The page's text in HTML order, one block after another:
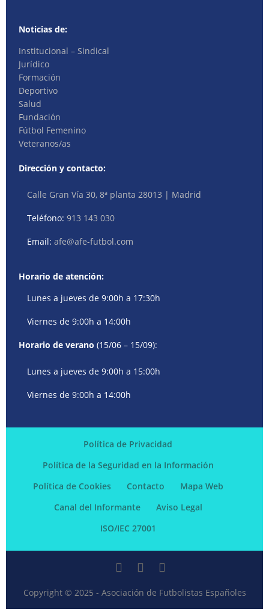
Noticias de:
Institucional – Sindical
Jurídico
Formación
Deportivo
Salud
Fundación
Fútbol Femenino
Veteranos/as
Dirección y contacto:
Calle Gran Vía 30, 8ª planta 28013 | Madrid
Teléfono:913 143 030
Email:afe@afe-futbol.com
Horario de atención:
Lunes a jueves de 9:00h a 17:30h
Viernes de 9:00h a 14:00h
Horario de verano (15/06 – 15/09):
Lunes a jueves de 9:00h a 15:00h
Viernes de 9:00h a 14:00h
Política de Privacidad
Política de la Seguridad en la Información
Política de Cookies
Contacto
Mapa Web
Canal del Informante
Aviso Legal
ISO/IEC 27001
Copyright © 2025 - Asociación de Futbolistas Españoles